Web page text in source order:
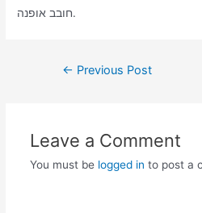
חובב אופנה.
Post← Previous Post
Leave a Comment
You must be logged in to post a